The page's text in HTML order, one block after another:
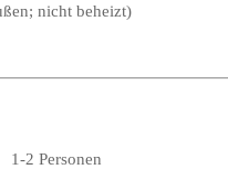
nicht beheizt)
1-2 Personen